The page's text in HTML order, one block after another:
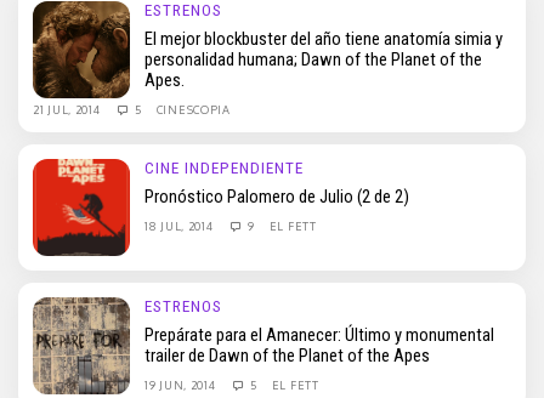
ESTRENOS
El mejor blockbuster del año tiene anatomía simia y
personalidad humana; Dawn of the Planet of the
Apes.
21 JUL, 2014 5 CINESCOPIA
CINE INDEPENDIENTE
Pronóstico Palomero de Julio (2 de 2)
18 JUL, 2014 9 EL FETT
ESTRENOS
Prepárate para el Amanecer: Último y monumental
trailer de Dawn of the Planet of the Apes
19 JUN, 2014 5 EL FETT